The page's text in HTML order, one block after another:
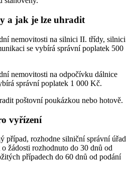
a jak je lze uhradit
nemovitosti na silnici II. třídy, silnici
se vybírá správní poplatek 500
nemovitosti na odpočívku dálnice
správní poplatek 1 000 Kč.
poštovní poukázkou nebo hotově.
vyřízení
případ, rozhodne silniční správní úřad
žádosti rozhodnuto do 30 dnů od
případech do 60 dnů od podání